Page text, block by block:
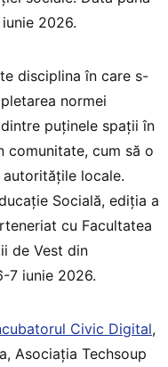
2026.
disciplina în care s-
normei
puținele spații în
comunitate, cum să o
locale.
Socială, ediția a
cu Facultatea
de Vest din
7 iunie 2026.
Civic Digital,
Asociația Techsoup